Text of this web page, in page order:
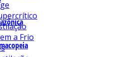
a Frio